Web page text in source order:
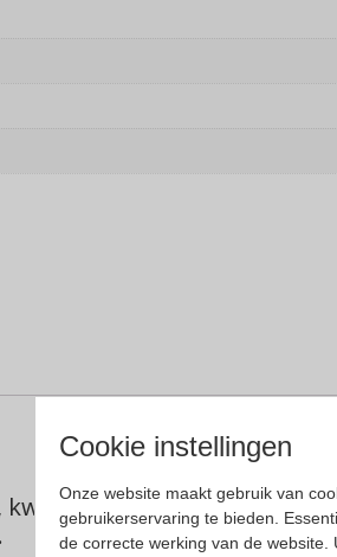
en het unieke. De
Cookie instellingen
Onze website maakt gebruik van
gebruikerservaring te bieden.
de correcte werking van de website.